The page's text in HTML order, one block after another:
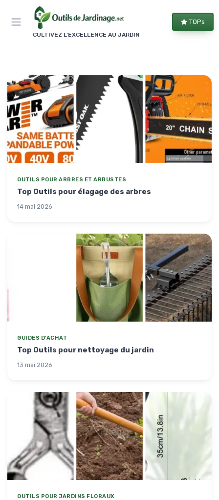
CULTIVEZ L'EXCELLENCE AU JARDIN
TOPs
OUTILS POUR ARBRES ET ARBUSTES
Top Outils pour élagage des arbres
14 mai 2026
GUIDES D'ACHAT
Top Outils pour nettoyage du jardin
13 mai 2026
OUTILS POUR JARDINS FLORAUX
Panneau de gestion des cookies